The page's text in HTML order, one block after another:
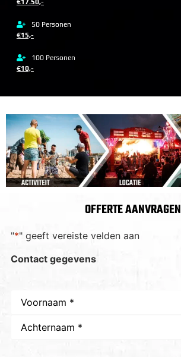
50 Personen
€15,-
100 Personen
€10,-
OFFERTE AANVRAGEN
"*" geeft vereiste velden aan
Contact gegevens
Naam